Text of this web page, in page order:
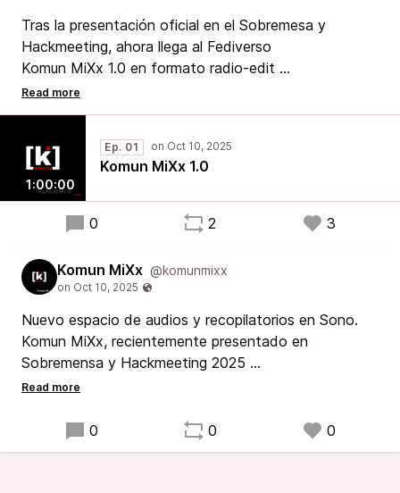
Tras la presentación oficial en el Sobremesa y
Hackmeeting, ahora llega al Fediverso
Komun MiXx 1.0 en formato radio-edit
Si queréis copias descargarse las fuentes o pedirlas
1:00:00
Ep. 01
Komun MiXx 1.0
0 2 3
Komun MiXx @komunmixx
Nuevo espacio de audios y recopilatorios en Sono.
Komun MiXx, recientemente presentado en
Sobremensa y Hackmeeting 2025
0
0 0